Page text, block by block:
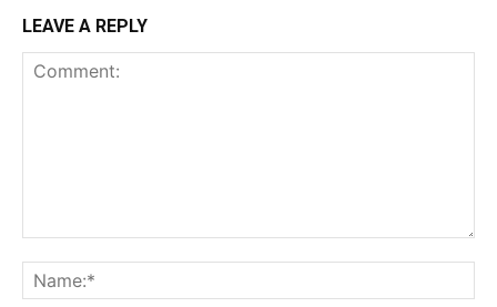
Baca Juga :
Ratusan Peserta Ikuti Lomba Lari 8 Km
LEAVE A REPLY